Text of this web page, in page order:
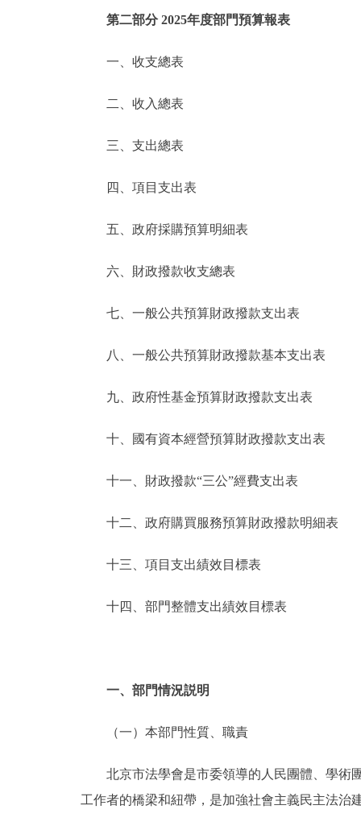
政民互動
12345網上接訴即辦
參與調查
走進北京
北京概況
綠色北京
ENGLISH
第二部分 2025年度部門預算報表
一、收支總表
二、收入總表
三、支出總表
四、項目支出表
五、政府採購預算明細表
六、財政撥款收支總表
七、一般公共預算財政撥款支出表
八、一般公共預算財政撥款基本支出表
九、政府性基金預算財政撥款支出表
十、國有資本經營預算財政撥款支出表
十一、財政撥款“三公”經費支出表
十二、政府購買服務預算財政撥款明細表
十三、項目支出績效目標表
十四、部門整體支出績效目標表
一、部門情況説明
（一）本部門性質、職責
北京市法學會是市委領導的人民團體、學術團
工作者的橋梁和紐帶，是加強社會主義民主法治